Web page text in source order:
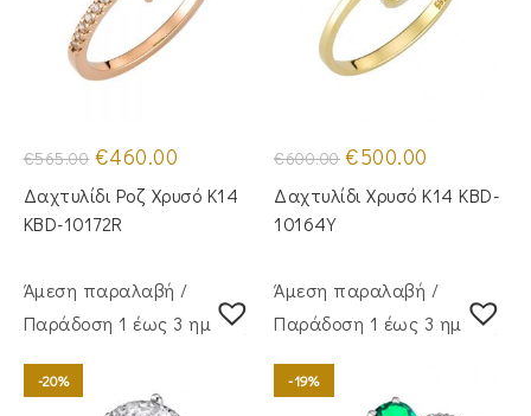
€565.00 Original
price
was:
€565.00.
€460.00
τιμή
είναι:
Δαχτυλίδι Ροζ Χρυσό Κ14
KBD-10172R
€600.00 Original
price
was:
€600.00.
€500.00
τιμή
είναι:
Δαχτυλίδι Χρυσό Κ14 KBD-
10164Y
Άμεση παραλαβή /
Παράδoση 1 έως 3 ημέρες
-20%
Άμεση παραλαβή /
Παράδoση 1 έως 3 ημέρες
-19%